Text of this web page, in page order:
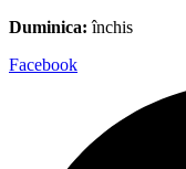
Duminica: închis
Facebook